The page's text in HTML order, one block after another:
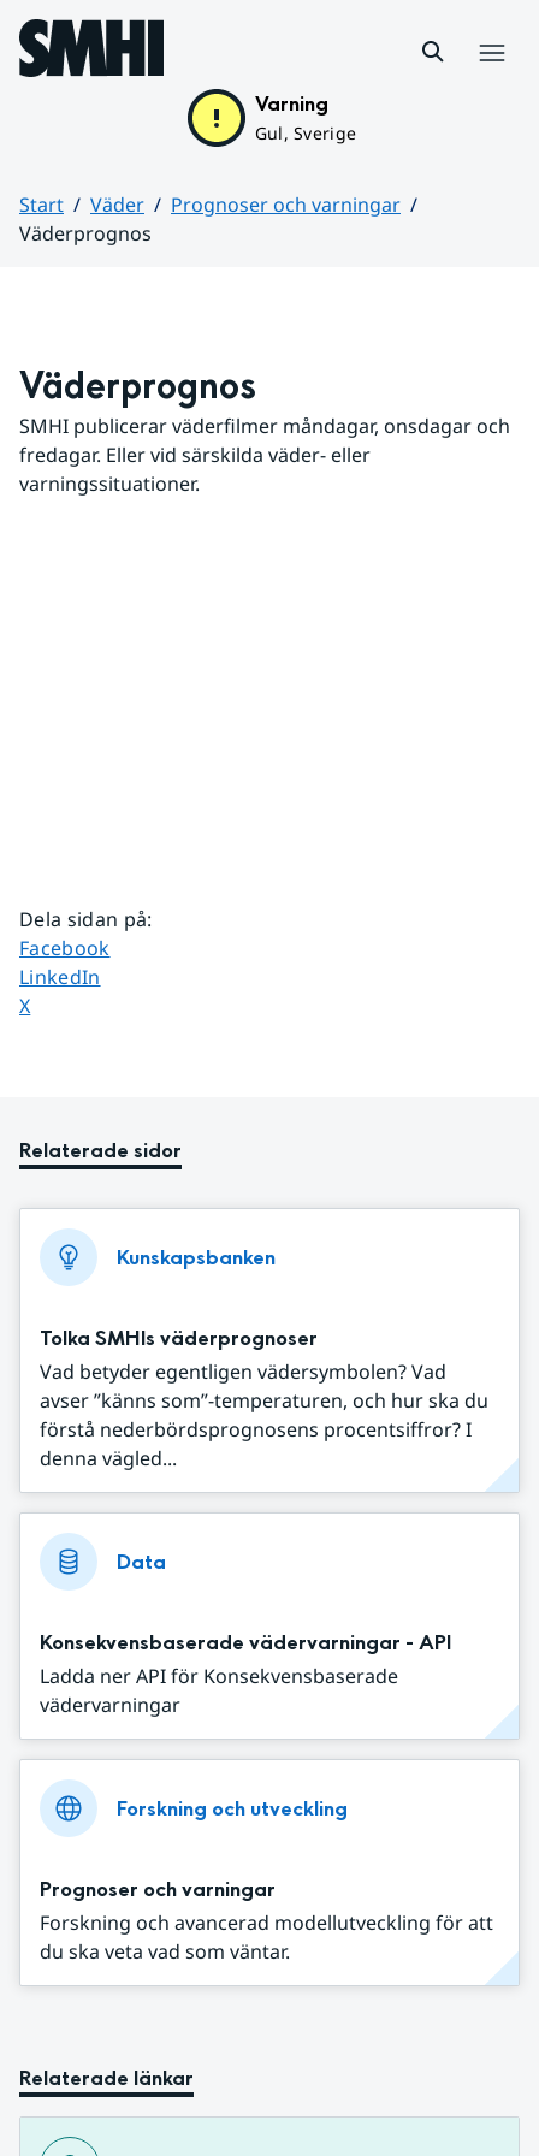
Hoppa till sidans innehåll
Varning
Gul, Sverige
Start Väder
Prognoser och varningar
Väderprognos
Väderprognos
SMHI publicerar väderfilmer måndagar, onsdagar och
fredagar. Eller vid särskilda väder- eller
varningssituationer.
Dela sidan på:
Dela sidan på
Facebook
Dela sidan på
LinkedIn
Dela sidan på
X
Relaterade sidor
Kunskapsbanken
Tolka SMHIs väderprognoser
Vad betyder egentligen vädersymbolen? Vad
avser ”känns som”-temperaturen, och hur ska du
förstå nederbördsprognosens procentsiffror? I
denna vägled...
Data
Konsekvensbaserade vädervarningar - API
Ladda ner API för Konsekvensbaserade
vädervarningar
Forskning och utveckling
Prognoser och varningar
Forskning och avancerad modellutveckling för att
du ska veta vad som väntar.
Relaterade länkar